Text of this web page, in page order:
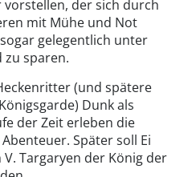
der sich durch
mit Mühe und Not
gelegentlich unter
zu sparen.
(und spätere
Dunk als
der Zeit erleben die
Später soll Ei
Targaryen der König der